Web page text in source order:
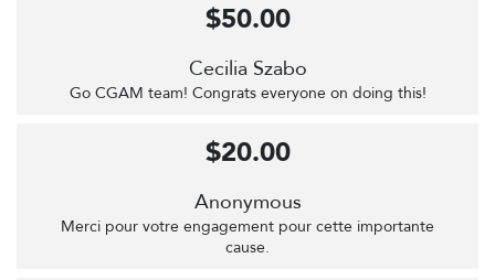
Cecilia Szabo
Go CGAM team! Congrats everyone on doing this!
$50.00
Anonymous
Merci pour votre engagement pour cette importante
cause.
$20.00